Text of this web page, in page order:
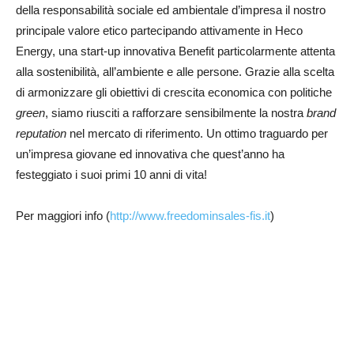
della responsabilità sociale ed ambientale d’impresa il nostro
principale valore etico partecipando attivamente in Heco
Energy, una start-up innovativa Benefit particolarmente attenta
alla sostenibilità, all’ambiente e alle persone. Grazie alla scelta
di armonizzare gli obiettivi di crescita economica con politiche
green, siamo riusciti a rafforzare sensibilmente la nostra brand
reputation nel mercato di riferimento. Un ottimo traguardo per
un’impresa giovane ed innovativa che quest’anno ha
festeggiato i suoi primi 10 anni di vita!
Per maggiori info (http://www.freedominsales-fis.it)